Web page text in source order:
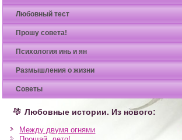
Любовный тест
Прошу совета!
Психология инь и ян
Размышления о жизни
Советы
Любовные истории. Из нового:
Между двумя огнями